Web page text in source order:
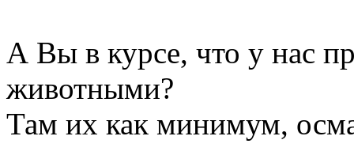
А Вы в курсе, что у нас
животными?
Там их как минимум,